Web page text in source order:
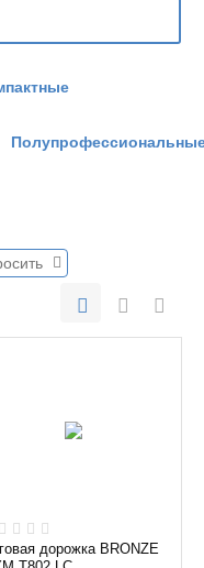
дорожка BRONZE